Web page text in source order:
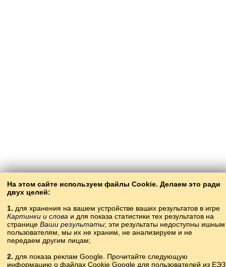
На этом сайте используем файлы Cookie. Делаем это ради
двух целей:
1. для хранения на вашем устройстве ваших результатов в игре
Картинки и слова и для показа статистики тех результатов на
странице Ваши результаты; эти результаты недоступны ишным
пользователям, мы их не храним, не анализируем и не
передаем другим лицам;
2. для показа реклам Google. Прочитайте следующую
информацию о файлах Cookie Google для пользователей из ЕЭЗ